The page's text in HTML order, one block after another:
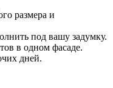
размера и
под вашу задумку.
в одном фасаде.
дней.